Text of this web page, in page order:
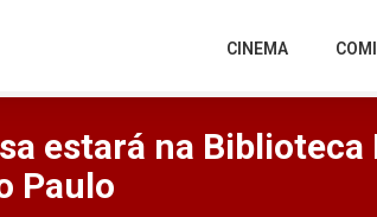
CINEMA
estará na
Paulo